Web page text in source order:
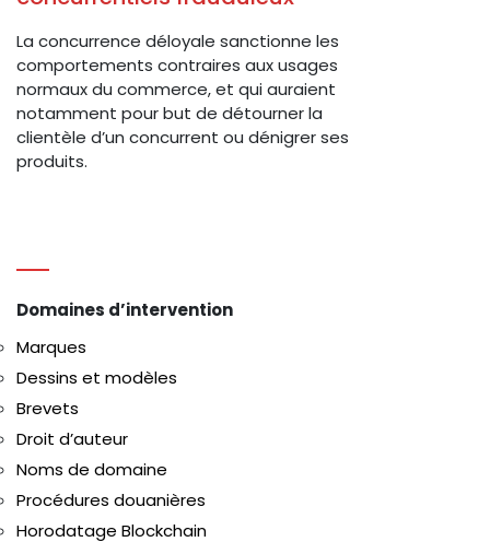
La concurrence déloyale sanctionne les
comportements contraires aux usages
normaux du commerce, et qui auraient
notamment pour but de détourner la
clientèle d’un concurrent ou dénigrer ses
produits.
Domaines d’intervention
Marques
Dessins et modèles
Brevets
Droit d’auteur
Noms de domaine
Procédures douanières
Horodatage Blockchain